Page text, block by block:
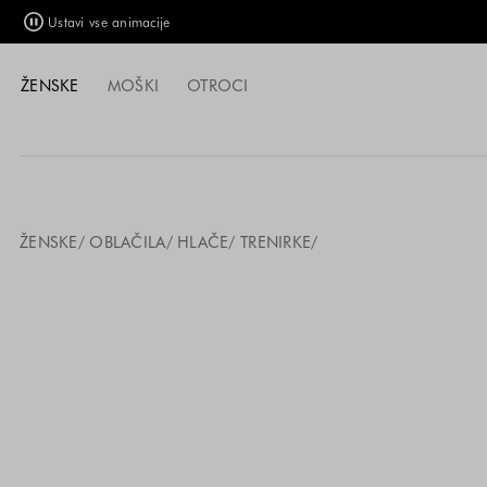
Ustavi vse animacije
ŽENSKE MOŠKI OTROCI
ŽENSKE OBLAČILA HLAČE TRENIRKE